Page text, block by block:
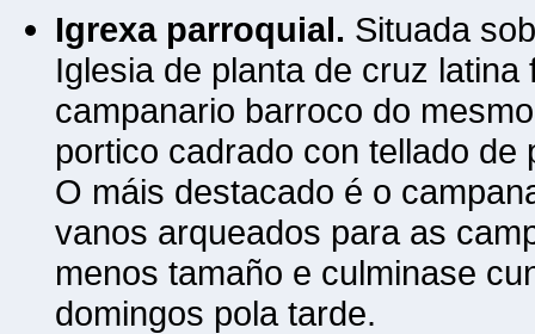
Igrexa parroquial. Situada
Iglesia de planta de cruz
campanario barroco do
portico cadrado con tellado
O máis destacado é o
vanos arqueados para as
menos tamaño e culminase
domingos pola tarde.